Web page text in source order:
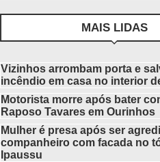
MAIS LIDAS
Vizinhos arrombam porta e
incêndio em casa no interior
Motorista morre após bater
Raposo Tavares em Ourinhos
Mulher é presa após ser
companheiro com facada no
Ipaussu